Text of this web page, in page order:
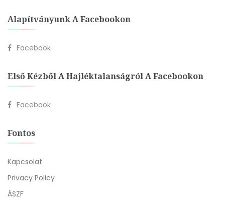
Alapítványunk A Facebookon
Facebook
Első Kézből A Hajléktalanságról A Facebookon
Facebook
Fontos
Kapcsolat
Privacy Policy
ÁSZF